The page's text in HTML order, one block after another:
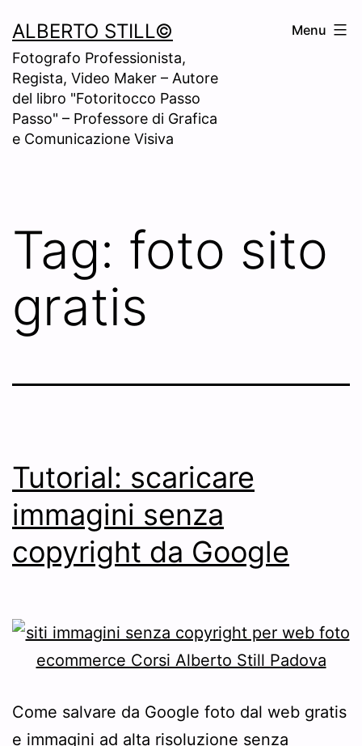
to
content
ALBERTO STILL©
Fotografo Professionista,
Regista, Video Maker – Autore
del libro "Fotoritocco Passo
Passo" – Professore di Grafica
e Comunicazione Visiva
Menu
Tag: foto sito
gratis
Tutorial: scaricare
immagini senza
copyright da Google
Come salvare da Google foto dal web gratis
e immagini ad alta risoluzione senza